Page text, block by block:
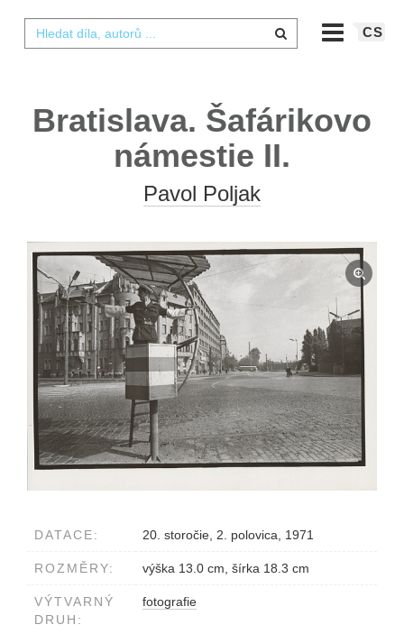
CS
Bratislava. Šafárikovo
námestie II.
Pavol Poljak
DATACE: 20. storočie, 2. polovica, 1971
ROZMĚRY: výška 13.0 cm, šírka 18.3 cm
VÝTVARNÝ
DRUH:
fotografie